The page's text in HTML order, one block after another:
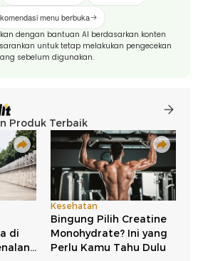
menu berbuka
dengan bantuan AI berdasarkan konten
untuk tetap melakukan pengecekan
sebelum digunakan.